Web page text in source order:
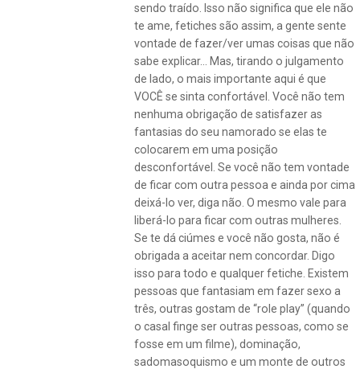
sendo traído. Isso não significa que ele não
te ame, fetiches são assim, a gente sente
vontade de fazer/ver umas coisas que não
sabe explicar… Mas, tirando o julgamento
de lado, o mais importante aqui é que
VOCÊ se sinta confortável. Você não tem
nenhuma obrigação de satisfazer as
fantasias do seu namorado se elas te
colocarem em uma posição
desconfortável. Se você não tem vontade
de ficar com outra pessoa e ainda por cima
deixá-lo ver, diga não. O mesmo vale para
liberá-lo para ficar com outras mulheres.
Se te dá ciúmes e você não gosta, não é
obrigada a aceitar nem concordar. Digo
isso para todo e qualquer fetiche. Existem
pessoas que fantasiam em fazer sexo a
três, outras gostam de “role play” (quando
o casal finge ser outras pessoas, como se
fosse em um filme), dominação,
sadomasoquismo e um monte de outros